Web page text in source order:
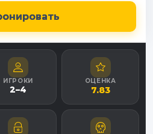
ИГРОКИ
2–4
ОЦЕНКА
7.83